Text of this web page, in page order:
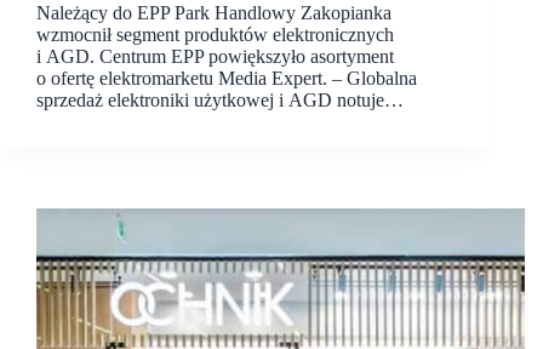
Należący do EPP Park Handlowy Zakopianka
wzmocnił segment produktów elektronicznych
i AGD. Centrum EPP powiększyło asortyment
o ofertę elektromarketu Media Expert. – Globalna
sprzedaż elektroniki użytkowej i AGD notuje…